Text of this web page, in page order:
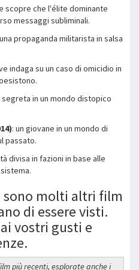
scopre che l'élite dominante
messaggi subliminali.
propaganda militarista in salsa
indaga su un caso di omicidio in
segreta in un mondo distopico
: un giovane in un mondo di
passato.
divisa in fazioni in base alle
sono molti altri film
di essere visti.
vostri gusti e
più recenti, esplorate anche i